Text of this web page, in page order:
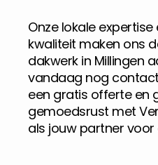
Onze lokale
kwaliteit maken ons
dakwerk in Millingen
vandaag nog
een gratis offerte en
gemoedsrust met
als jouw partner